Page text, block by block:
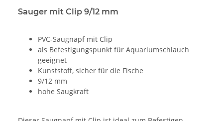
Sauger mit Clip 9/12 mm
PVC-Saugnapf mit Clip
als Befestigungspunkt für Aquariumschlauch
geeignet
Kunststoff, sicher für die Fische
9/12 mm
hohe Saugkraft